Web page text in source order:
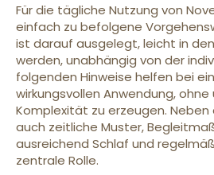
Für die tägliche Nutzung von
einfach zu befolgene
ist darauf ausgelegt, leicht in
werden, unabhängig von der
folgenden Hinweise helfen bei
wirkungsvollen Anwendung,
Komplexität zu erzeugen. Neben
auch zeitliche Muster,
ausreichend Schlaf und
zentrale Rolle.